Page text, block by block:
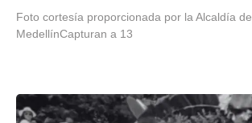
Foto cortesía proporcionada por la Alcaldía de
MedellínCapturan a 13